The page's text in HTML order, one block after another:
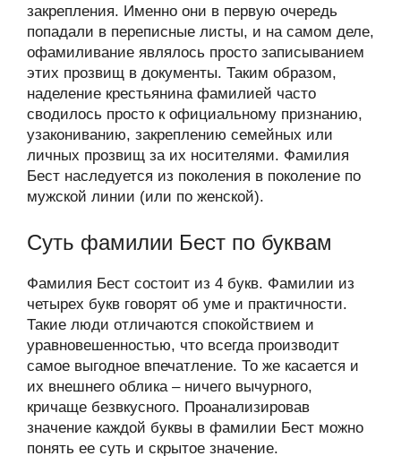
закрепления. Именно они в первую очередь
попадали в переписные листы, и на самом деле,
офамиливание являлось просто записыванием
этих прозвищ в документы. Таким образом,
наделение крестьянина фамилией часто
сводилось просто к официальному признанию,
узакониванию, закреплению семейных или
личных прозвищ за их носителями. Фамилия
Бест наследуется из поколения в поколение по
мужской линии (или по женской).
Суть фамилии Бест по буквам
Фамилия Бест состоит из 4 букв. Фамилии из
четырех букв говорят об уме и практичности.
Такие люди отличаются спокойствием и
уравновешенностью, что всегда производит
самое выгодное впечатление. То же касается и
их внешнего облика – ничего вычурного,
кричаще безвкусного. Проанализировав
значение каждой буквы в фамилии Бест можно
понять ее суть и скрытое значение.